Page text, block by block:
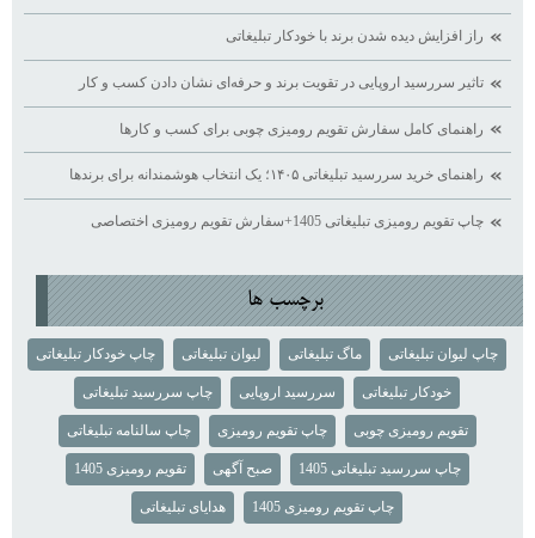
راز افزایش دیده ‌شدن برند با خودکار تبلیغاتی
تاثیر سررسید اروپایی در تقویت برند و حرفه‌ای نشان دادن کسب ‌و کار
راهنمای کامل سفارش تقویم رومیزی چوبی برای کسب ‌و کارها
راهنمای خرید سررسید تبلیغاتی ۱۴۰۵؛ یک انتخاب هوشمندانه برای برندها
چاپ تقویم رومیزی تبلیغاتی 1405+سفارش تقویم رومیزی اختصاصی
برچسب ها
چاپ لیوان تبلیغاتی ماگ تبلیغاتی لیوان تبلیغاتی چاپ خودکار تبلیغاتی
خودکار تبلیغاتی سررسید اروپایی چاپ سررسید تبلیغاتی
تقویم رومیزی چوبی چاپ تقویم رومیزی چاپ سالنامه تبلیغاتی
چاپ سررسید تبلیغاتی 1405 صبح آگهی تقویم رومیزی 1405
چاپ تقویم رومیزی 1405 هدایای تبلیغاتی